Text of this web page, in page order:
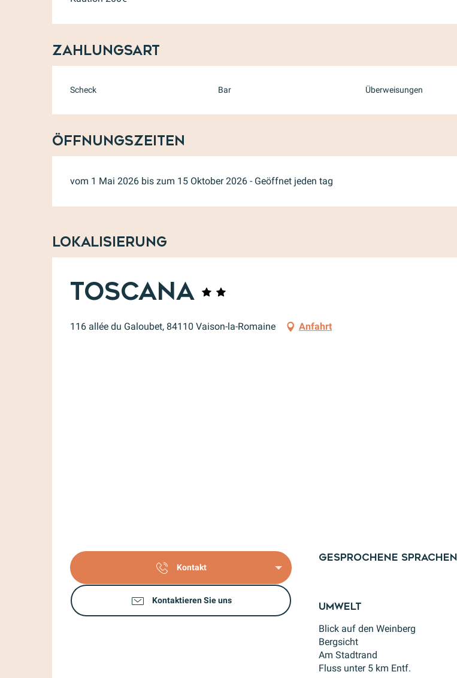
Zahlungsart
Scheck Bar Überweisungen
Öffnungszeiten
vom 1 Mai 2026 bis zum 15 Oktober 2026 - Geöffnet jeden tag
Lokalisierung
Toscana
116 allée du Galoubet, 84110 Vaison-la-Romaine Anfahrt
Kontakt
Kontaktieren Sie uns
Gesprochene Sprachen
Gesprochene Sprachen
Umwelt
Umwelt
Blick auf den Weinberg
Bergsicht
Am Stadtrand
Fluss unter 5 km Entf.